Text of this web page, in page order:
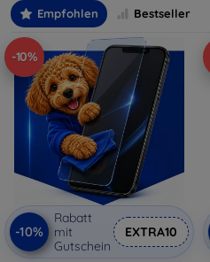
Empfohlen Bestseller
-10%
-10%
Rabatt
mit
Gutschein
EXTRA10